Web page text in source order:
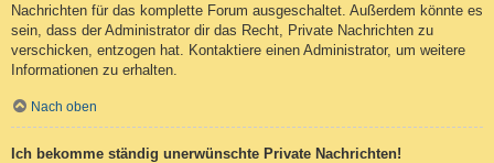
Nachrichten für das komplette Forum ausgeschaltet. Außerdem könnte es
sein, dass der Administrator dir das Recht, Private Nachrichten zu
verschicken, entzogen hat. Kontaktiere einen Administrator, um weitere
Informationen zu erhalten.
Nach oben
Ich bekomme ständig unerwünschte Private Nachrichten!